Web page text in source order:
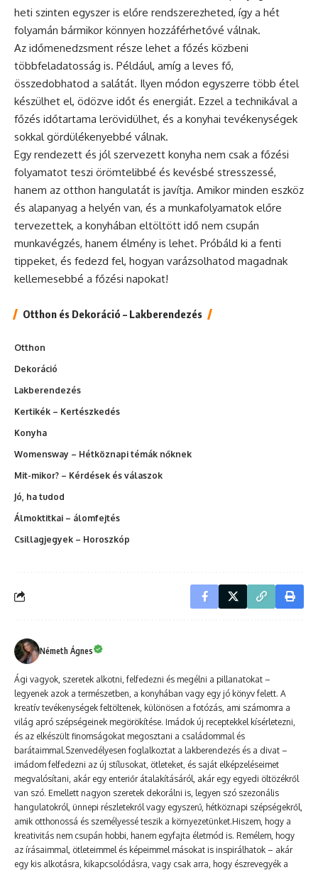
heti szinten egyszer is előre rendszerezheted, így a hét
folyamán bármikor könnyen hozzáférhetővé válnak.
Az időmenedzsment része lehet a főzés közbeni
többfeladatosság is. Például, amíg a leves fő,
összedobhatod a salátát. Ilyen módon egyszerre több étel
készülhet el, ödözve időt és energiát. Ezzel a technikával a
főzés időtartama lerövidülhet, és a konyhai tevékenységek
sokkal gördülékenyebbé válnak.
Egy rendezett és jól szervezett konyha nem csak a főzési
folyamatot teszi örömtelibbé és kevésbé stresszessé,
hanem az otthon hangulatát is javítja. Amikor minden eszköz
és alapanyag a helyén van, és a munkafolyamatok előre
tervezettek, a konyhában eltöltött idő nem csupán
munkavégzés, hanem élmény is lehet. Próbáld ki a fenti
tippeket, és fedezd fel, hogyan varázsolhatod magadnak
kellemesebbé a főzési napokat!
Otthon és Dekoráció – Lakberendezés
Otthon
Dekoráció
Lakberendezés
Kertikék – Kertészkedés
Konyha
Womensway – Hétköznapi témák nőknek
Mit-mikor? – Kérdések és válaszok
Jó, ha tudod
Álmoktitkai – álomfejtés
Csillagjegyek – Horoszkóp
Németh Ágnes
Ági vagyok, szeretek alkotni, felfedezni és megélni a pillanatokat –
legyenek azok a természetben, a konyhában vagy egy jó könyv felett. A
kreatív tevékenységek feltöltenek, különösen a fotózás, ami számomra a
világ apró szépségeinek megörökítése. Imádok új receptekkel kísérletezni,
és az elkészült finomságokat megosztani a családommal és
barátaimmal.Szenvedélyesen foglalkoztat a lakberendezés és a divat –
imádom felfedezni az új stílusokat, ötleteket, és saját elképzeléseimet
megvalósítani, akár egy enteriőr átalakításáról, akár egy egyedi öltözékről
van szó. Emellett nagyon szeretek dekorálni is, legyen szó szezonális
hangulatokról, ünnepi részletekről vagy egyszerű, hétköznapi szépségekről,
amik otthonossá és személyessé teszik a környezetünket.Hiszem, hogy a
kreativitás nem csupán hobbi, hanem egyfajta életmód is. Remélem, hogy
az írásaimmal, ötleteimmel és képeimmel másokat is inspirálhatok – akár
egy kis alkotásra, kikapcsolódásra, vagy csak arra, hogy észrevegyék a